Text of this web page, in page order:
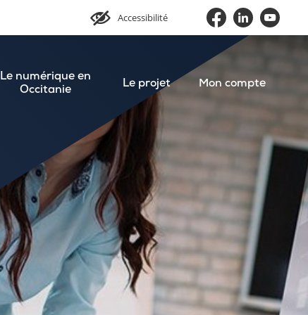
Accessibilité
Le numérique en
Occitanie
Le projet Mon compte